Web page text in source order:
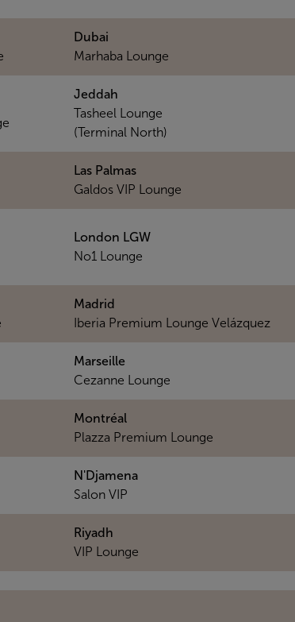
Dubai
Marhaba Lounge
Jeddah
Tasheel Lounge
(Terminal North)
Las Palmas
Galdos VIP Lounge
London LGW
No1 Lounge
Madrid
Iberia Premium Lounge Velázquez
Marseille
Cezanne Lounge
Montréal
Plazza Premium Lounge
N'Djamena
Salon VIP
Riyadh
VIP Lounge